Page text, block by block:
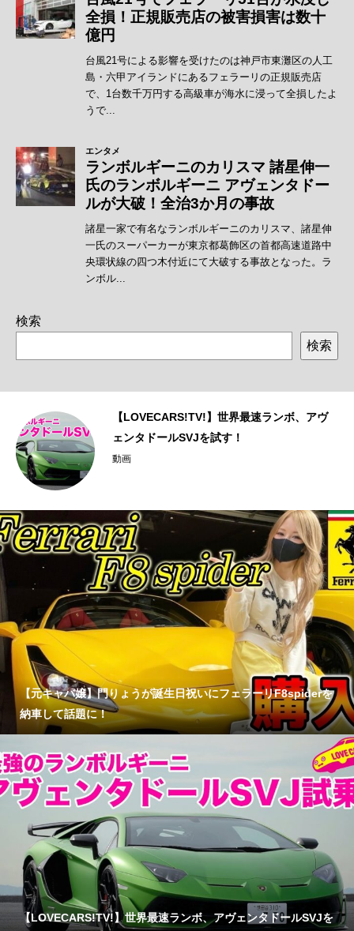
検索
検索
【LOVECARS!TV!】世界最速ランボ、アヴ
ェンタドールSVJを試す！
動画
【元キャバ嬢】門りょうが誕生日祝いにフェラーリF8spiderを
納車して話題に！
【LOVECARS!TV!】世界最速ランボ、アヴェンタドールSVJを